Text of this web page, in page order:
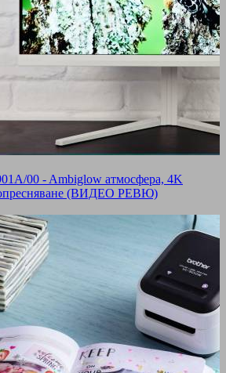
00 - Ambiglow атмосфера, 4K
опресняване (ВИДЕО РЕВЮ)